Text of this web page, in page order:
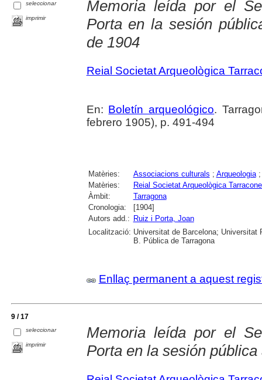
seleccionar
imprimir
Memoria leída por el
Porta en la sesión
de 1904
Reial Societat Arqueològica
En: Boletín arqueológico.
febrero 1905), p. 491-494
Matèries: Associacions culturals ; Arqueologia
Matèries:
Reial Societat Arqueològica
Àmbit:
Tarragona
Cronologia:
[1904]
Autors add.: Ruiz i Porta, Joan
Localització: Universitat de Barcelona; Universitat
B. Pública de Tarragona
Enllaç permanent a aquest
9 / 17
seleccionar
imprimir
Memoria leída por el
Porta en la sesión